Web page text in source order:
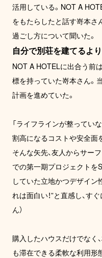
活用している。NOT A
をもたらしたと話す嵜本さ
過ごし方について聞いた。
自分で別荘を建てるよ
NOT A HOTELに出合う前
標を持っていた嵜本さん。
計画を進めていた。
「ライフラインが整ってい
割高になるコストや安全面
そんな矢先、友人からサー
での第一期プロジェクトを
していた立地かつデザイン
れは面白い！”と直感し、す
ん）
購入したハウスだけでなく
も滞在できる柔軟な利用形